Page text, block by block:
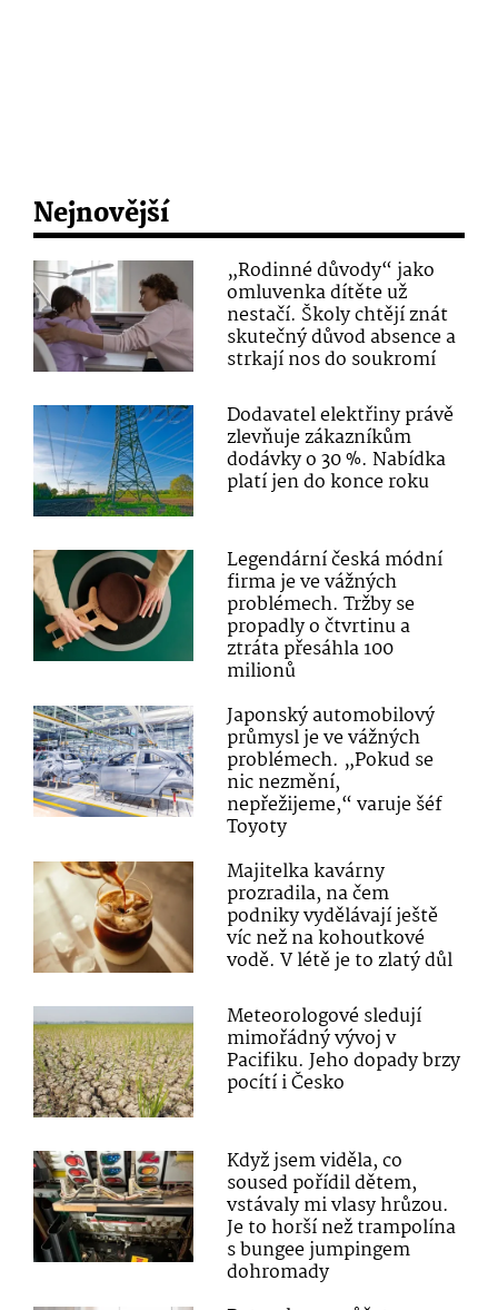
Nejnovější
„Rodinné důvody“ jako
omluvenka dítěte už
nestačí. Školy chtějí znát
skutečný důvod absence a
strkají nos do soukromí
Dodavatel elektřiny právě
zlevňuje zákazníkům
dodávky o 30 %. Nabídka
platí jen do konce roku
Legendární česká módní
firma je ve vážných
problémech. Tržby se
propadly o čtvrtinu a
ztráta přesáhla 100
milionů
Japonský automobilový
průmysl je ve vážných
problémech. „Pokud se
nic nezmění,
nepřežijeme,“ varuje šéf
Toyoty
Majitelka kavárny
prozradila, na čem
podniky vydělávají ještě
víc než na kohoutkové
vodě. V létě je to zlatý důl
Meteorologové sledují
mimořádný vývoj v
Pacifiku. Jeho dopady brzy
pocítí i Česko
Když jsem viděla, co
soused pořídil dětem,
vstávaly mi vlasy hrůzou.
Je to horší než trampolína
s bungee jumpingem
dohromady